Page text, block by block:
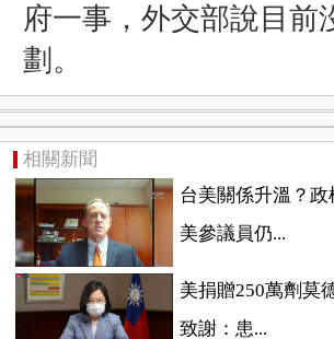
府一事，外交部說目前
劃。
相關新聞
台美關係升溫？
美參議員仍...
美捐贈250萬劑莫
致謝：患...